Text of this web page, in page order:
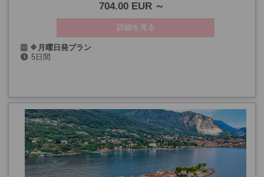
704.00 EUR
詳細を見る
🔶 月曜日発プラン
2026年:5/4・18、6月～8月、
2026年:5/5・19、6月～8月、9/8・22、10/6
5日間